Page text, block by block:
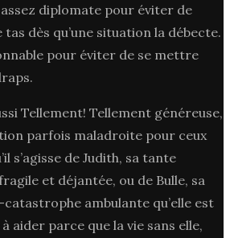
diplomate pour éviter de
dès qu’une situation la débecte.
pour éviter de se mettre
Tellement! Tellement généreuse,
parfois maladroite pour ceux
s’agisse de Judith, sa tante
et déjantée, ou de Bulle, sa
ambulante qu’elle est
aider parce que la vie sans elle,